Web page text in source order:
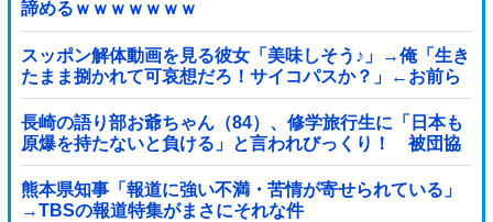
諦めるｗｗｗｗｗｗｗ
スッポン解体動画を見る彼女「美味しそう♪」→俺「生き
たまま捌かれて可哀想だろ！サイコパスか？」←お前ら
どっち？
長崎の語り部お爺ちゃん（84）、修学旅行生に「日本も
原爆を持たないと負ける」と言われびっくり！ 被団協
代表（85）も中学生に「核を持たないで日本...
熊本県知事「報道に強い不満・苦情が寄せられている」
→TBSの報道特集がまさにそれな件